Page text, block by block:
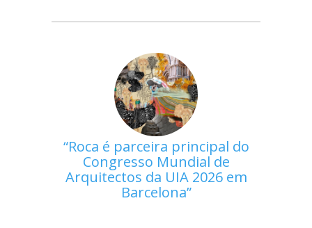
Roca é parceira principal do
Congresso Mundial de
Arquitectos da UIA 2026 em
Barcelona